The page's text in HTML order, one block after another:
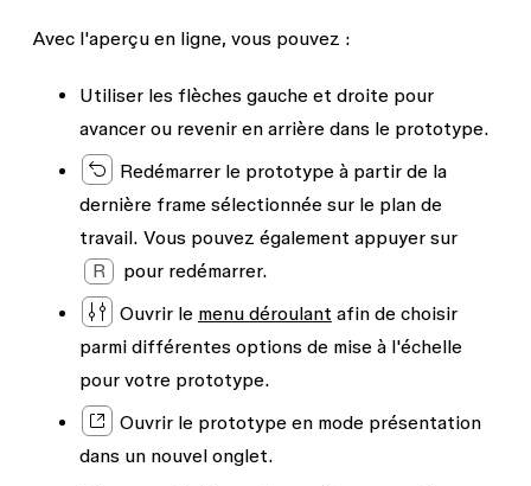
Avec l'aperçu en ligne, vous pouvez :
Utiliser les flèches gauche et droite pour
avancer ou revenir en arrière dans le prototype.
Redémarrer le prototype à partir de la
dernière frame sélectionnée sur le plan de
travail. Vous pouvez également appuyer sur
R
pour redémarrer.
Ouvrir le menu déroulant afin de choisir
parmi différentes options de mise à l'échelle
pour votre prototype.
Ouvrir le prototype en mode présentation
dans un nouvel onglet.